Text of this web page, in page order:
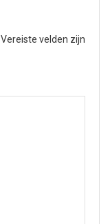
Vereiste velden zijn